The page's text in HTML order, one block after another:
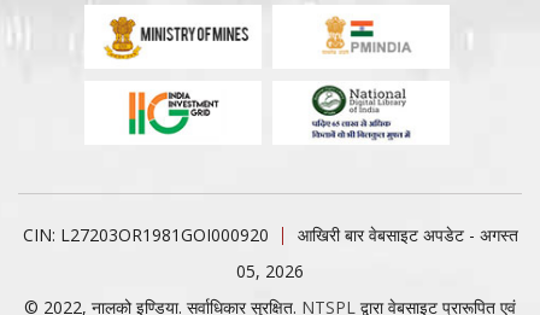
CIN: L27203OR1981GOI000920
आखिरी बार वेबसाइट अपडेट - अगस्त
05, 2026
© 2022, नालको इण्डिया. सर्वाधिकार सुरक्षित. NTSPL द्वारा वेबसाइट प्रारूपित एवं